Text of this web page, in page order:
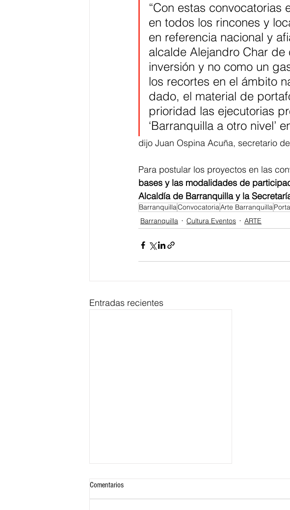
“Con estas convocatorias
en todos los rincones y
en referencia nacional y
alcalde Alejandro Char
inversión y no como un
los recortes en el ámbito
dado, el material de
prioridad las ejecutorias
‘Barranquilla a otro nivel’
dijo Juan Ospina Acuña, secretario
Para postular los proyectos en las
bases y las modalidades de
Alcaldía de Barranquilla y la
BarranquillaConvocatoriaArte Barranquilla
Barranquilla
Cultura Eventos ARTE
Entradas recientes
Comentarios